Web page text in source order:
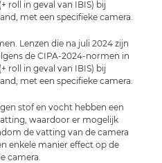
roll in geval van IBIS) bij
met een specifieke camera.
Lenzen die na juli 2024 zijn
de CIPA-2024-normen in
roll in geval van IBIS) bij
met een specifieke camera.
stof en vocht hebben een
waardoor er mogelijk
de vatting van de camera
enkele manier effect op de
camera.